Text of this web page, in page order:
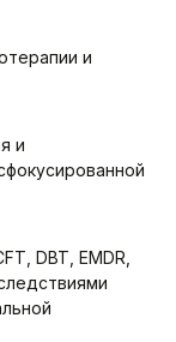
и
и
DBT, EMDR,